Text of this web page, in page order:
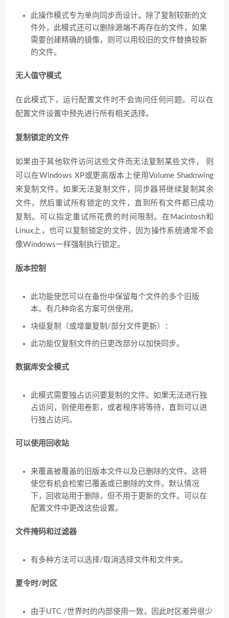
此操作模式专为单向同步而设计。除了复制较新的文
件外，此模式还可以删除源端不再存在的文件，如果
需要创建精确的镜像，则可以用较旧的文件替换较新
的文件。
无人值守模式
在此模式下，运行配置文件时不会询问任何问题。可以在
配置文件设置中预先进行所有相关选择。
复制锁定的文件
如果由于其他软件访问这些文件而无法复制某些文件， 则
可以在Windows XP或更高版本上使用Volume Shadowing
来复制文件。如果无法复制文件，同步器将继续复制其余
文件，然后重试所有锁定的文件，直到所有文件都已成功
复制。可以指定重试所花费的时间限制。在Macintosh和
Linux上，也可以复制锁定的文件，因为操作系统通常不会
像Windows一样强制执行锁定。
版本控制
此功能使您可以在备份中保留每个文件的多个旧版
本。有几种命名方案可供使用。
块级复制（或增量复制/部分文件更新）：
此功能仅复制文件的已更改部分以加快同步。
数据库安全模式
此模式需要独占访问要复制的文件。如果无法进行独
占访问，则使用卷影，或者程序将等待，直到可以进
行独占访问。
可以使用回收站
来覆盖被覆盖的旧版本文件以及已删除的文件。这将
使您有机会检索已覆盖或已删除的文件。默认情况
下，回收站用于删除，但不用于更新的文件。可以在
配置文件中更改这些设置。
文件掩码和过滤器
有多种方法可以选择/取消选择文件和文件夹。
夏令时/时区
由于UTC /世界时的内部使用一致，因此时区差异很少